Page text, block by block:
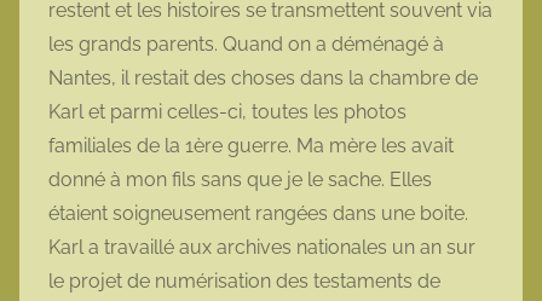
restent et les histoires se transmettent souvent via
les grands parents. Quand on a déménagé à
Nantes, il restait des choses dans la chambre de
Karl et parmi celles-ci, toutes les photos
familiales de la 1ère guerre. Ma mère les avait
donné à mon fils sans que je le sache. Elles
étaient soigneusement rangées dans une boite.
Karl a travaillé aux archives nationales un an sur
le projet de numérisation des testaments de